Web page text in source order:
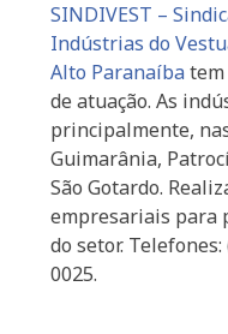
SINDIVEST –
Indústrias do
Alto Paranaíba
de atuação. As
principalmente,
Guimarânia,
São Gotardo.
empresariais para
do setor.
0025.